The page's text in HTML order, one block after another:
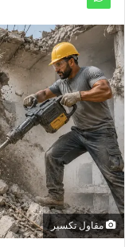
مقاول تكسير